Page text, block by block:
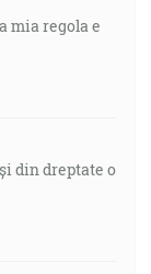
mia regola e
din dreptate o